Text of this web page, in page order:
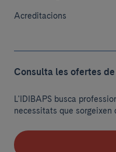
Acreditacions
Consulta les ofertes
L'IDIBAPS busca
necessitats que sorgeixen